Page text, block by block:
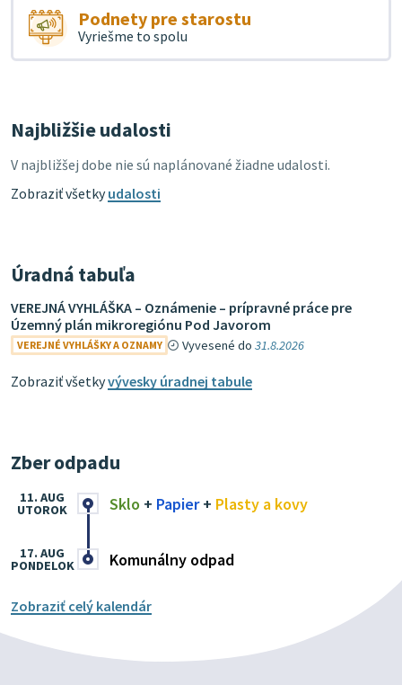
Podnety pre starostu
Vyriešme to spolu
Najbližšie udalosti
V najbližšej dobe nie sú naplánované žiadne udalosti.
Zobraziť všetkyudalosti
Úradná tabuľa
VEREJNÁ VYHLÁŠKA – Oznámenie – prípravné práce pre
Územný plán mikroregiónu Pod Javorom
VEREJNÉ VYHLÁŠKY A OZNAMY Vyvesené do31.8.2026
Zobraziť všetkyvývesky úradnej tabule
Zber odpadu
Sklo + Papier+ Plasty a kovy
11. AUG
UTOROK
Komunálny odpad
17. AUG
PONDELOK
Zobraziť celý kalendár